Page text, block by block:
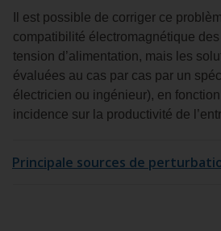
Il est possible de corriger ce
compatibilité électromagnétique
tension d’alimentation, mais les
évaluées au cas par cas par un
électricien ou ingénieur), en
incidence sur la productivité de
Principale sources de